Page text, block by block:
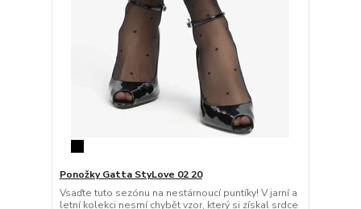
Ponožky Gatta StyLove 02 20
Vsaďte tuto sezónu na nestárnoucí puntíky! V jarní a
letní kolekci nesmí chybět vzor, který si získal srdce